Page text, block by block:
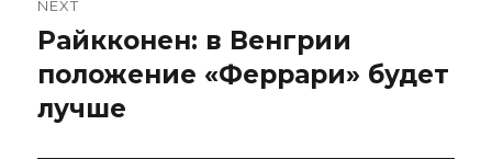
NEXT
Next
post:
Райкконен: в Венгрии
положение «Феррари» будет
лучше